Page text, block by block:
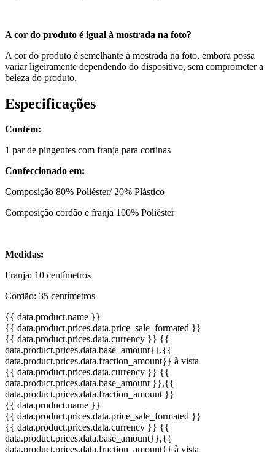
A cor do produto é igual à mostrada na foto?
A cor do produto é semelhante à mostrada na foto, embora possa
variar ligeiramente dependendo do dispositivo, sem comprometer a
beleza do produto.
Especificações
Contém:
1 par de pingentes com franja para cortinas
Confeccionado em:
Composição 80% Poliéster/ 20% Plástico
Composição cordão e franja 100% Poliéster
Medidas:
Franja: 10 centímetros
Cordão: 35 centímetros
{{ data.product.name }}
{{ data.product.prices.data.price_sale_formated }}
{{ data.product.prices.data.currency }} {{
data.product.prices.data.base_amount}},{{
data.product.prices.data.fraction_amount}} à vista
{{ data.product.prices.data.currency }} {{
data.product.prices.data.base_amount }},{{
data.product.prices.data.fraction_amount }}
{{ data.product.name }}
{{ data.product.prices.data.price_sale_formated }}
{{ data.product.prices.data.currency }} {{
data.product.prices.data.base_amount}},{{
data.product.prices.data.fraction_amount}} à vista